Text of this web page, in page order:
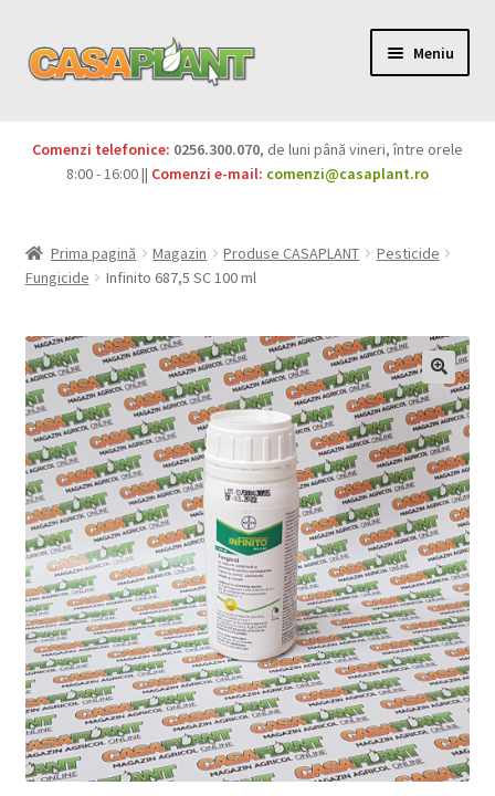
Meniu
Pesticide
copil
Produse BIO
Igienă publică
Casa și grădina
Extinde
meniul
copil
Sere și solarii
Extinde
meniul
copil
Comenzi telefonice: 0256.300.070, de luni până vineri, între orele
8:00 - 16:00 || Comenzi e-mail: comenzi@casaplant.ro
Prima pagină Magazin Produse CASAPLANT
Pesticide
Fungicide
Infinito 687,5 SC 100 ml